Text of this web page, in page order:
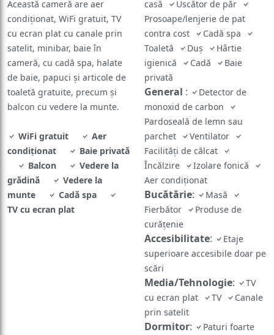
Această cameră are aer
condiționat, WiFi gratuit, TV
cu ecran plat cu canale prin
satelit, minibar, baie în
cameră, cu cadă spa, halate
de baie, papuci și articole de
toaletă gratuite, precum și
balcon cu vedere la munte.
WiFi gratuit
Aer
condiționat
Baie privată
Balcon
Vedere la
grădină
Vedere la
munte
Cadă spa
TV cu ecran plat
casă
Uscător de păr
Prosoape/lenjerie de pat
contra cost
Cadă spa
Toaletă
Duș
Hârtie
igienică
Cadă
Baie
privată
General :
Detector de
monoxid de carbon
Pardoseală de lemn sau
parchet
Ventilator
Facilități de călcat
Încălzire
Izolare fonică
Aer condiționat
Bucătărie:
Masă
Fierbător
Produse de
curățenie
Accesibilitate:
Etaje
superioare accesibile doar pe
scări
Media/Tehnologie:
TV
cu ecran plat
TV
Canale
prin satelit
Dormitor:
Paturi foarte